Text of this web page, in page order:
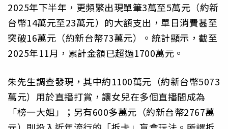
2025年下半年，更頻繁出現單筆3萬至5萬元（約新
台幣14萬元至23萬元）的大額支出，單日消費甚至
突破16萬元（約新台幣73萬元）。統計顯示，截至
2025年11月，累計金額已超過1700萬元。
朱先生調查發現，其中約1100萬元（約新台幣5073
萬元）用於直播打賞，讓女兒在多個直播間成為
「榜一大姐」；另有600多萬元（約新台幣2767萬